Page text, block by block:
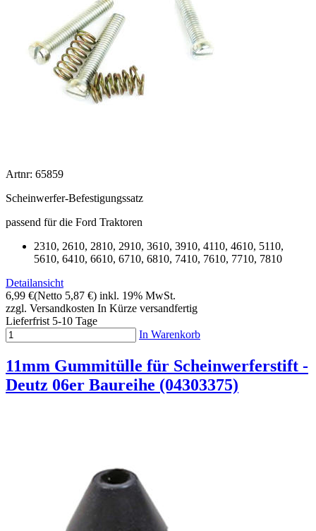
Artnr: 65859
Scheinwerfer-Befestigungssatz
passend für die Ford Traktoren
2310, 2610, 2810, 2910, 3610, 3910, 4110, 4610, 5110,
5610, 6410, 6610, 6710, 6810, 7410, 7610, 7710, 7810
Detailansicht
6,99 €(Netto 5,87 €) inkl. 19% MwSt.
zzgl. Versandkosten In Kürze versandfertig
Lieferfrist 5-10 Tage
In Warenkorb
11mm Gummitülle für Scheinwerferstift -
Deutz 06er Baureihe (04303375)